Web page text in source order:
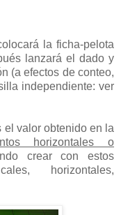
la ficha-pelota
lanzará el dado y
(a efectos de conteo,
independiente: ver
el valor obtenido en la
horizontales o
crear con estos
horizontales,